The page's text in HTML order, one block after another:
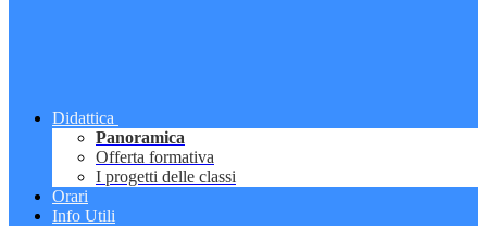
Didattica
Panoramica
Offerta formativa
I progetti delle classi
Orari
Info Utili